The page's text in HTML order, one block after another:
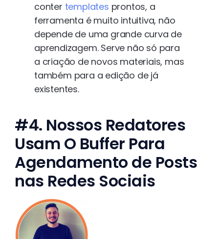
conter templates prontos, a
ferramenta é muito intuitiva, não
depende de uma grande curva de
aprendizagem. Serve não só para
a criação de novos materiais, mas
também para a edição de já
existentes.
#4. Nossos Redatores
Usam O Buffer Para
Agendamento de Posts
nas Redes Sociais